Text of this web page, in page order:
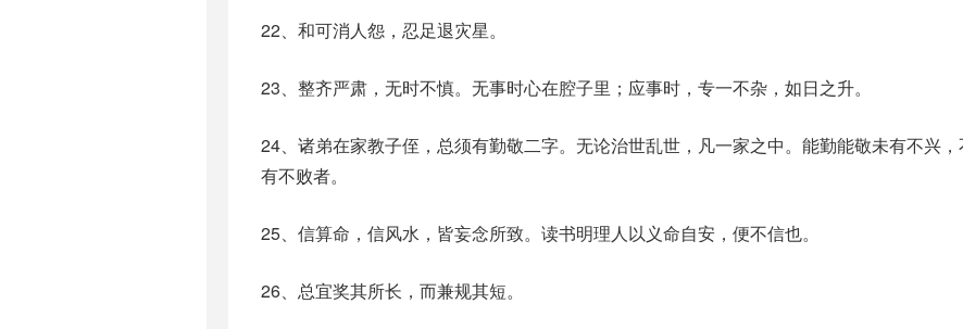
22、和可消人怨，忍足退灾星。
23、整齐严肃，无时不慎。无事时心在腔子里；应事时，专一不杂，如日之升。
24、诸弟在家教子侄，总须有勤敬二字。无论治世乱世，凡一家之中。能勤能敬未有不兴
有不败者。
25、信算命，信风水，皆妄念所致。读书明理人以义命自安，便不信也。
26、总宜奖其所长，而兼规其短。